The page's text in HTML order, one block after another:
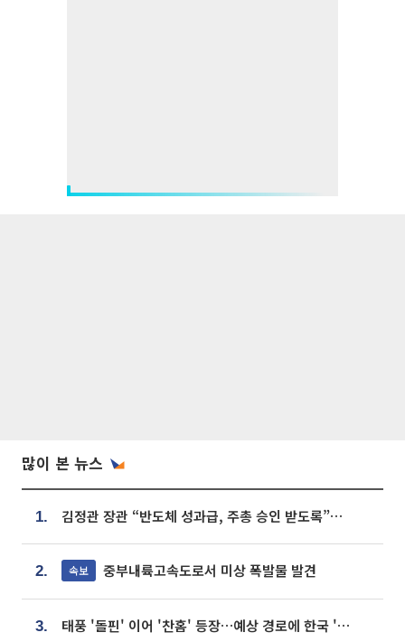
많이 본 뉴스
1. 김정관 장관 “반도체 성과급, 주총 승인 받도록”…상법·자본시장법 개정 시사
2. 속보 중부내륙고속도로서 미상 폭발물 발견
3. 태풍 '돌핀' 이어 '찬홈' 등장…예상 경로에 한국 '한숨'